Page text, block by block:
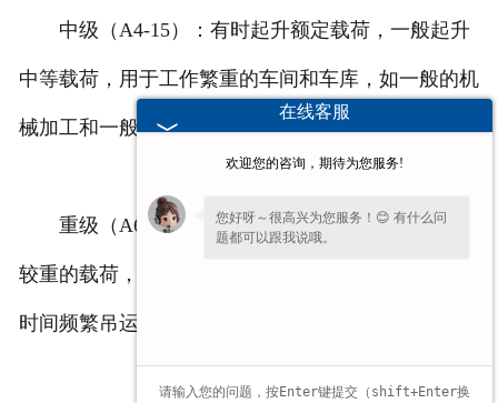
中级（A4-15）：有时起升额定载荷，一般起升
中等载荷，用于工作繁重的车间和车库，如一般的机
械加工和一般装配车间使用。
重级（A6-A7）：如常起升额定载荷，一般起升
较重的载荷，用于工作繁重的工作车间和仓库，如长
时间频繁吊运载重额较重的物品与冶金车间使用
在线客服
欢迎您的咨询，期待为您服务!
您好呀～很高兴为您服务！😊 有什么问
题都可以跟我说哦。